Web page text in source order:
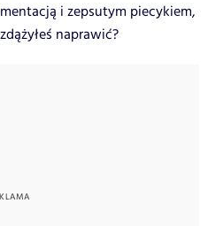
i zepsutym piecykiem,
naprawić?